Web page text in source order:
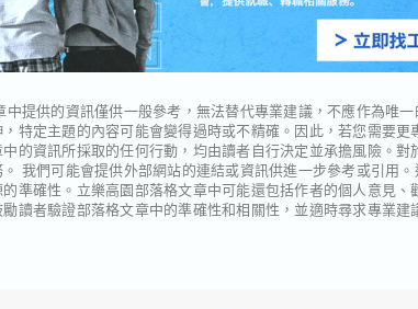
中提供的資訊僅供一般參考，無法替代專業建議，不應作為唯
特定主題的內容可能會變得過時或不精確。因此，若您需要
的資訊所採取的任何行動，均由讀者自行決定並承擔風險。
我們可能會提供外部網站的連結或資訊供進一步參考或引用
準確性。立樂高園部落格文章中可能還包括作者的個人意見
讀者驗證部落格文章中的準確性和相關性，並適時尋求專業